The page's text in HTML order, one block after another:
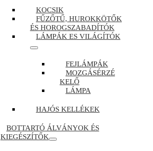
KOCSIK
FŰZŐTŰ, HUROKKÖTŐK
ÉS HOROGSZABADÍTÓK
LÁMPÁK ES VILÁGÍTÓK
FEJLÁMPÁK
MOZGÁSÉRZÉ
KELŐ
LÁMPA
HAJÓS KELLÉKEK
BOTTARTÓ ÁLVÁNYOK ÉS
KIEGÉSZÍTŐK